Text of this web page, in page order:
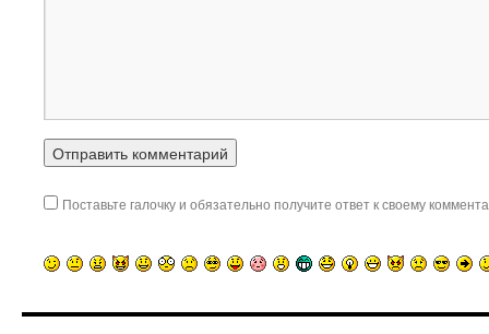
Поставьте галочку и обязательно получите ответ к своему